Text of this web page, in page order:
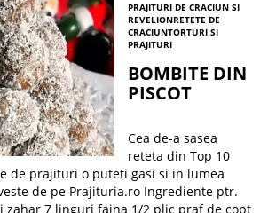
PRAJITURI DE CRACIUN SI
REVELIONRETETE DE
CRACIUNTORTURI SI
PRAJITURI
BOMBITE DIN
PISCOT
Cea de-a sasea
reteta din Top 10
de prajituri o puteti gasi si in lumea
de pe Prajituria.ro Ingrediente ptr.
zahar 7 linguri faina 1/2 plic praf de copt